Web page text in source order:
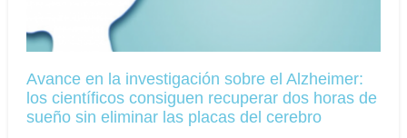
Avance en la investigación sobre el Alzheimer:
los científicos consiguen recuperar dos horas de
sueño sin eliminar las placas del cerebro